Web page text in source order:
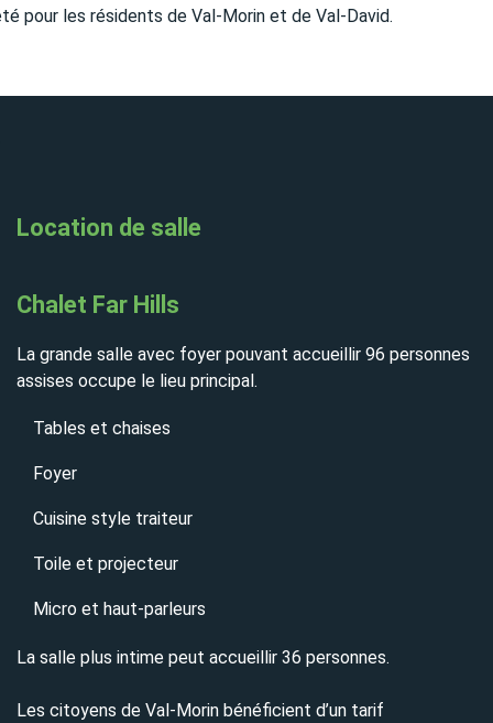
Location de salle
Chalet Far Hills
La grande salle avec foyer pouvant accueillir 96 personnes
assises occupe le lieu principal.
Tables et chaises
Foyer
Cuisine style traiteur
Toile et projecteur
Micro et haut-parleurs
La salle plus intime peut accueillir 36 personnes.
Les citoyens de Val-Morin bénéficient d’un tarif